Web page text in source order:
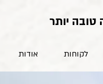
טובה יותר
לקוחות אודות